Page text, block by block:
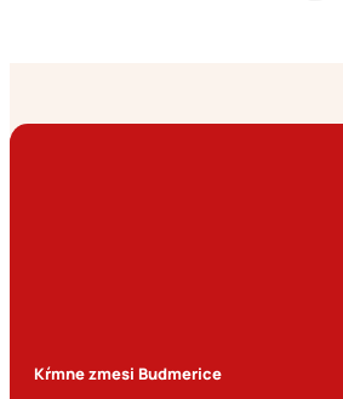
Kŕmne zmesi Budmerice